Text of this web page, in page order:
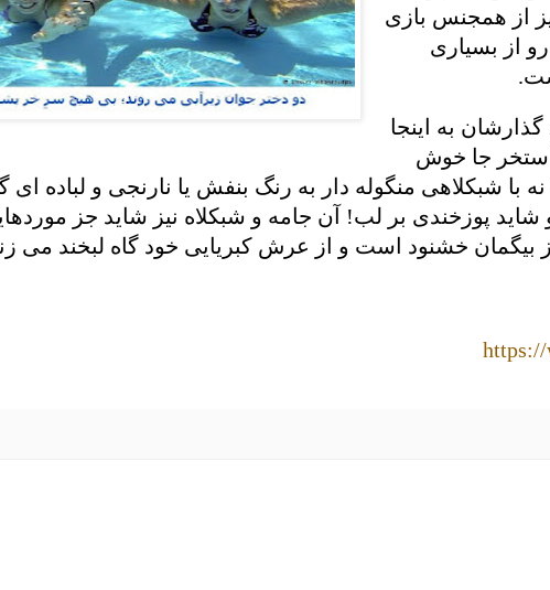
از همجنس بازی
از بسیاری
به اینجا
استخر جا خوش
نه با شبکلاهی منگوله دار به رنگ بنفش یا نارنجی و لباده ای
پوزخندی بر لب! آن جامه و شبکلاه نیز شاید جز
بیگمان خشنود است و از عرش کبریایی خود گاه لبخند می
https://